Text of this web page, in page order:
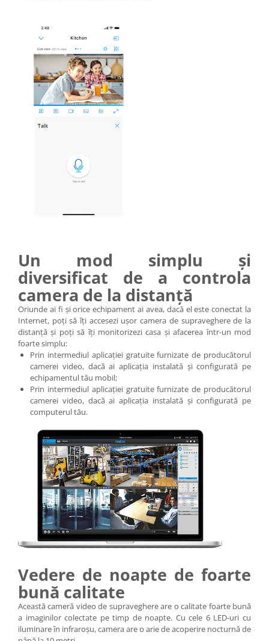
Un mod simplu și
diversificat de a controla
camera de la distanță
Oriunde ai fi și orice echipament ai avea, dacă el este conectat la
Internet, poți să îți accesezi ușor camera de supraveghere de la
distanță și poți să îți monitorizezi casa și afacerea într-un mod
foarte simplu:
Prin intermediul aplicației gratuite furnizate de producătorul
camerei video, dacă ai aplicația instalată și configurată pe
echipamentul tău mobil;
Prin intermediul aplicației gratuite furnizate de producătorul
camerei video, dacă ai aplicația instalată și configurată pe
computerul tău.
Vedere de noapte de foarte
bună calitate
Această cameră video de supraveghere are o calitate foarte bună
a imaginilor colectate pe timp de noapte. Cu cele 6 LED-uri cu
iluminare în infraroșu, camera are o arie de acoperire nocturnă de